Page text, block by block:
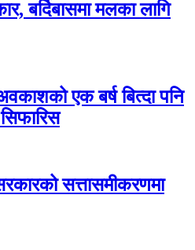
बर्दिबासमा मलका लागि
एक बर्ष बित्दा पनि
सत्तासमीकरणमा